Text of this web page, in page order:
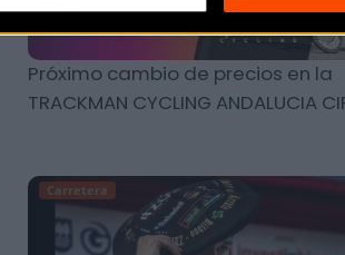
Próximo cambio de precios en la
TRACKMAN CYCLING ANDALUCIA
Carretera